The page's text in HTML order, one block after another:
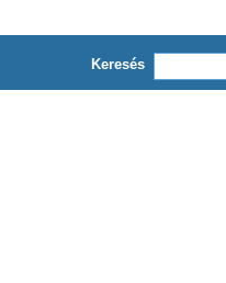
Keresés